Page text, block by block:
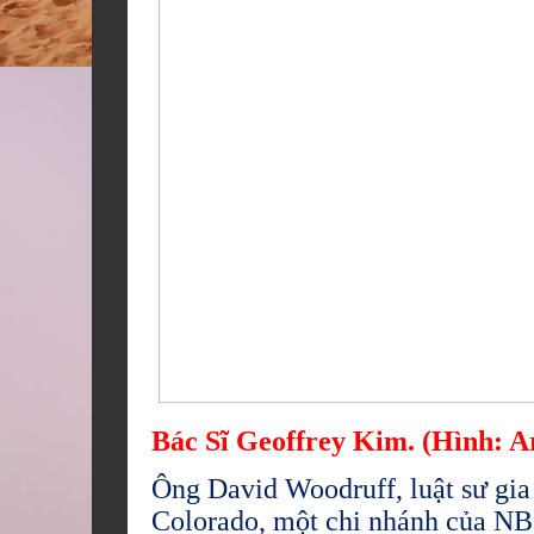
Bác Sĩ Geoffrey Kim. (Hình:
Ông David Woodruff, luật sư
Colorado, một chi nhánh của